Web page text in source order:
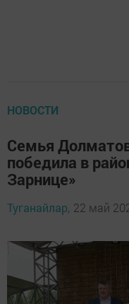
НОВОСТИ
Семья
победила в
Зарнице»
Туганайлар, 22 май